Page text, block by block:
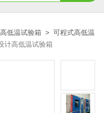
高低温试验箱 >可程式高低温
计高低温试验箱